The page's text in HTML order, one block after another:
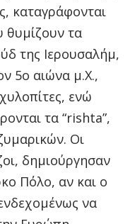
καταγράφονται
θυμίζουν τα
της Ιερουσαλήμ,
5ο αιώνα μ.Χ.,
ενώ
τα “rishta”,
Οι
δημιούργησαν
Πόλο, αν και ο
να